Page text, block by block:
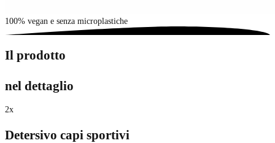
100% vegan e senza microplastiche
Il prodotto
nel dettaglio
2x
Detersivo capi sportivi